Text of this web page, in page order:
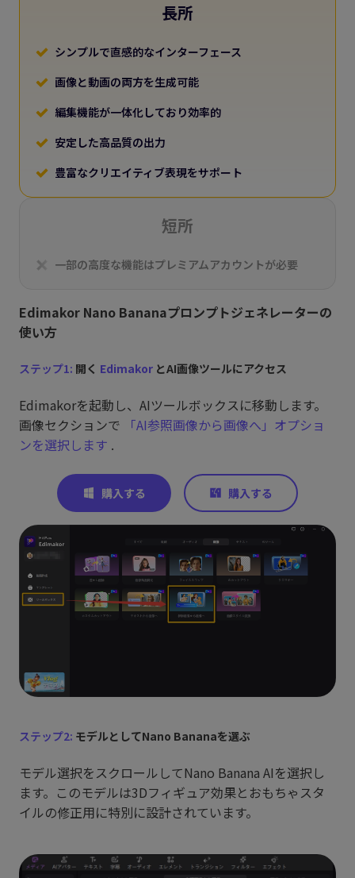
長所
シンプルで直感的なインターフェース
画像と動画の両方を生成可能
編集機能が一体化しており効率的
安定した高品質の出力
豊富なクリエイティブ表現をサポート
短所
一部の高度な機能はプレミアムアカウントが必要
Edimakor Nano Bananaプロンプトジェネレーターの
使い方
ステップ1: 開く Edimakor とAI画像ツールにアクセス
Edimakorを起動し、AIツールボックスに移動します。
画像セクションで
「AI参照画像から画像へ」オプショ
ンを選択します .
ステップ2: モデルとしてNano Bananaを選ぶ
モデル選択をスクロールしてNano Banana AIを選択し
ます。このモデルは3Dフィギュア効果とおもちゃスタ
イルの修正用に特別に設計されています。